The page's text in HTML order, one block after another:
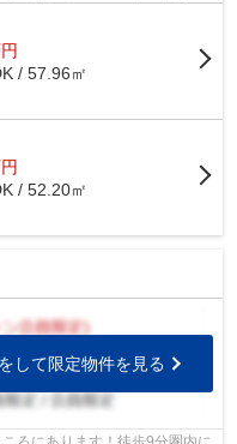
円
/ 57.96㎡
円
/ 52.20㎡
して限定物件を見る